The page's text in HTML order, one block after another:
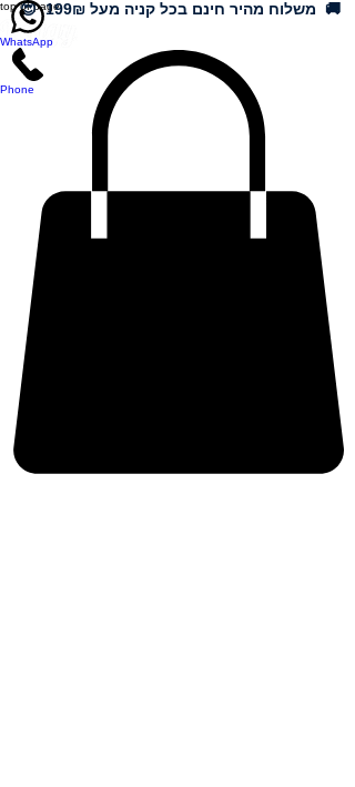
top of page 🚚 משלוח מהיר חינם בכל קניה מעל 199₪ 😍
WhatsApp
Phone